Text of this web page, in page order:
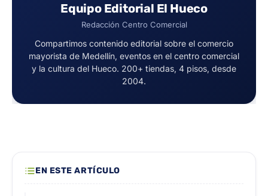
Equipo Editorial El Hueco
Redacción Centro Comercial
Compartimos contenido editorial sobre el comercio
mayorista de Medellín, eventos en el centro comercial
y la cultura del Hueco. 200+ tiendas, 4 pisos, desde
2004.
EN ESTE ARTÍCULO